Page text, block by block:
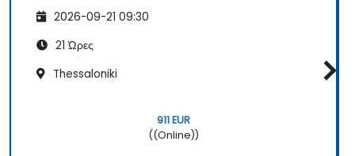
2026-09-21 09:30
21 Ώρες
Thessaloniki
911 EUR
((Online))